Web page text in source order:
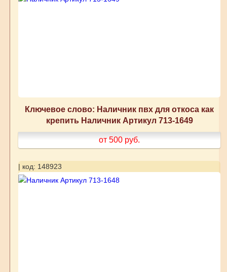
Ключевое слово: Наличник пвх для откоса как
крепить Наличник Артикул 713-1649
от 500 руб.
| код: 148923